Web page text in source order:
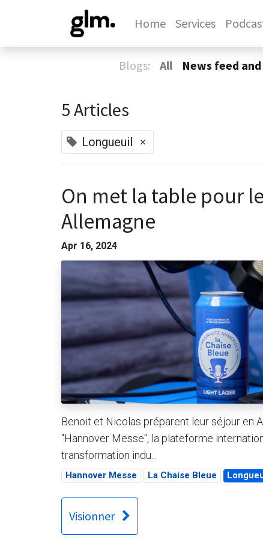
Home Services
Blogs: All News feed
5 Articles
Longueuil ×
On met la table pour
Allemagne
Apr 16, 2024
Benoit et Nicolas préparent leur séjour en
"Hannover Messe", la plateforme
transformation indu...
Hannover Messe La Chaise Bleue
Visionner